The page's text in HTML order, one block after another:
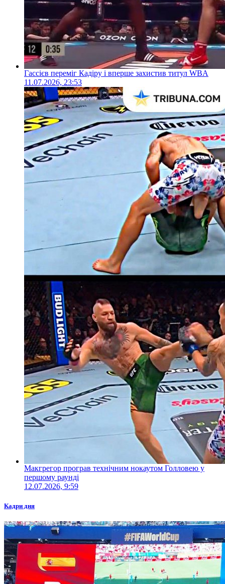
Гассієв переміг Кадіру і вперше захистив титул WBA
11.07.2026, 23:53
Макгрегор програв технічним нокаутом Голловею у
першому раунді
12.07.2026, 9:59
Кадри дня